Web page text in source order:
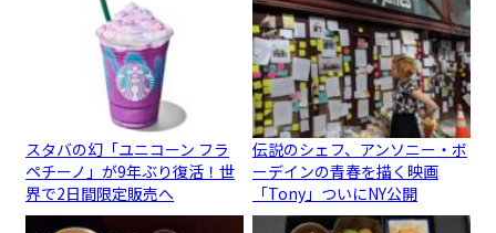
スタバの幻「ユニコーン フラ
ペチーノ」が9年ぶり復活！世
界で2日間限定販売へ
伝説のシェフ、アンソニー・ボ
ーデインの青春を描く映画
「Tony」ついにNY公開